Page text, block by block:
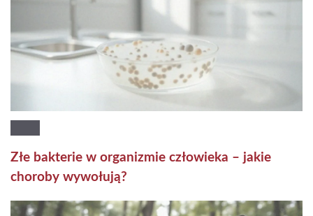
Złe bakterie w organizmie człowieka – jakie
choroby wywołują?